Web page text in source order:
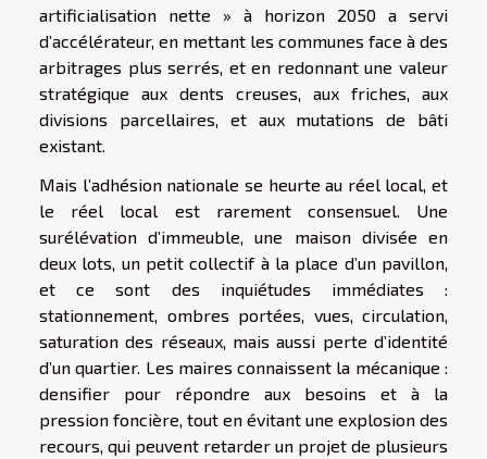
artificialisation nette » à horizon 2050 a servi
d’accélérateur, en mettant les communes face à des
arbitrages plus serrés, et en redonnant une valeur
stratégique aux dents creuses, aux friches, aux
divisions parcellaires, et aux mutations de bâti
existant.
Mais l’adhésion nationale se heurte au réel local, et
le réel local est rarement consensuel. Une
surélévation d’immeuble, une maison divisée en
deux lots, un petit collectif à la place d’un pavillon,
et ce sont des inquiétudes immédiates :
stationnement, ombres portées, vues, circulation,
saturation des réseaux, mais aussi perte d’identité
d’un quartier. Les maires connaissent la mécanique :
densifier pour répondre aux besoins et à la
pression foncière, tout en évitant une explosion des
recours, qui peuvent retarder un projet de plusieurs